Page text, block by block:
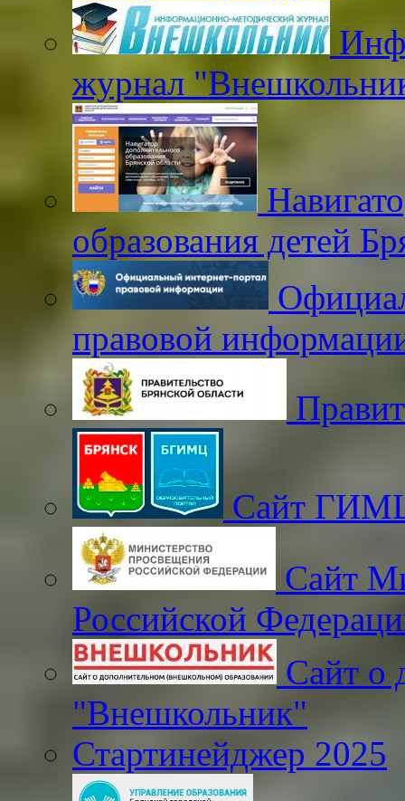
журнал
образования детей
правовой
Сайт
Сайт
Российской
Сайт о
"Внешкольник"
Стартинейджер 2025